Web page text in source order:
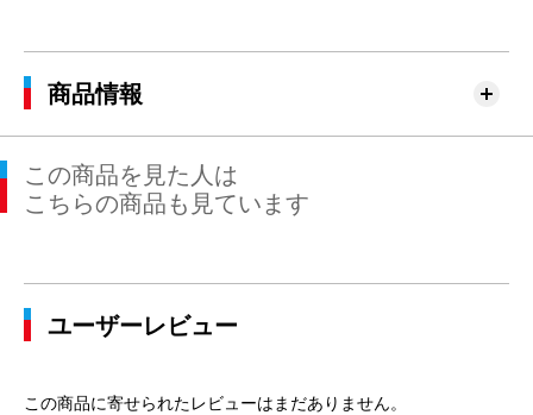
商品情報
この商品を見た人は
こちらの商品も見ています
ユーザーレビュー
この商品に寄せられたレビューはまだありません。